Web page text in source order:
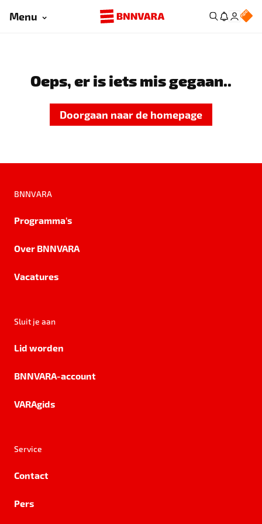
Menu
Oeps, er is iets mis gegaan..
Doorgaan naar de homepage
BNNVARA
Programma's
Over BNNVARA
Vacatures
Sluit je aan
Lid worden
BNNVARA-account
VARAgids
Service
Contact
Pers